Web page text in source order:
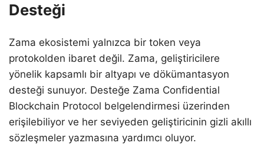
Desteği
Zama ekosistemi yalnızca bir token veya
protokolden ibaret değil. Zama, geliştiricilere
yönelik kapsamlı bir altyapı ve dökümantasyon
desteği sunuyor. Desteğe Zama Confidential
Blockchain Protocol belgelendirmesi üzerinden
erişilebiliyor ve her seviyeden geliştiricinin gizli akıllı
sözleşmeler yazmasına yardımcı oluyor.